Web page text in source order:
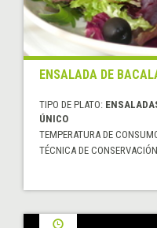
ENSALADA DE
TIPO DE PLATO:
ÚNICO
TEMPERATURA DE
TÉCNICA DE